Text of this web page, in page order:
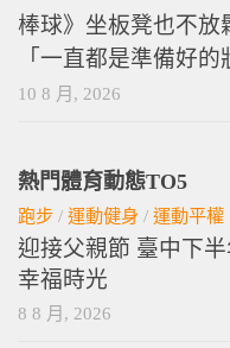
棒球》坐板凳也不
「一直都是準備好的
熱門體育動態TO5
跑步/運動健身/運動平權
迎接父親節 臺中下
幸福時光